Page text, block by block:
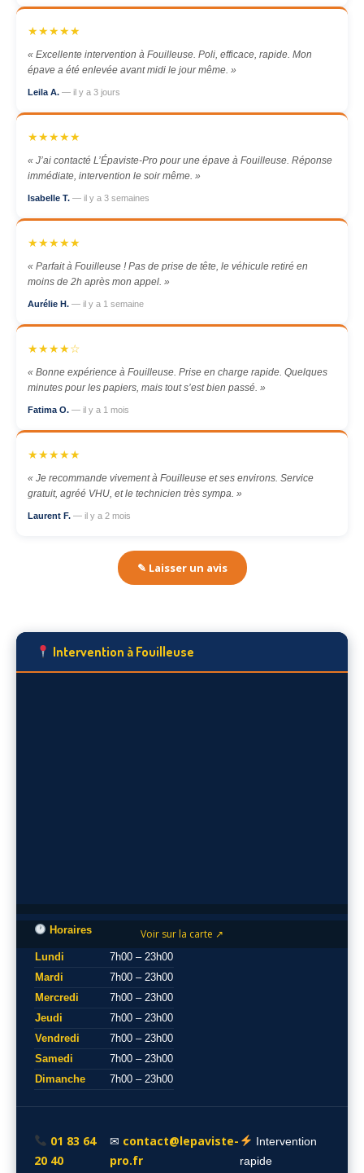
★★★★★
« Excellente intervention à Fouilleuse. Poli, efficace, rapide. Mon
épave a été enlevée avant midi le jour même. »
Leila A. — il y a 3 jours
★★★★★
« J’ai contacté L’Épaviste-Pro pour une épave à Fouilleuse. Réponse
immédiate, intervention le soir même. »
Isabelle T. — il y a 3 semaines
★★★★★
« Parfait à Fouilleuse ! Pas de prise de tête, le véhicule retiré en
moins de 2h après mon appel. »
Aurélie H. — il y a 1 semaine
★★★★☆
« Bonne expérience à Fouilleuse. Prise en charge rapide. Quelques
minutes pour les papiers, mais tout s’est bien passé. »
Fatima O. — il y a 1 mois
★★★★★
« Je recommande vivement à Fouilleuse et ses environs. Service
gratuit, agréé VHU, et le technicien très sympa. »
Laurent F. — il y a 2 mois
✎ Laisser un avis
Intervention à Fouilleuse
Voir sur la carte ↗
Horaires
Lundi
7h00 – 23h00
Mardi
7h00 – 23h00
Mercredi
7h00 – 23h00
Jeudi
7h00 – 23h00
Vendredi
7h00 – 23h00
Samedi
7h00 – 23h00
Dimanche
7h00 – 23h00
01 83 64
20 40
✉ contact@lepaviste-
pro.fr
Intervention
rapide